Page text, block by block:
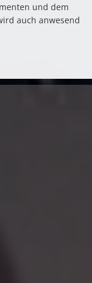
und dem
auch anwesend